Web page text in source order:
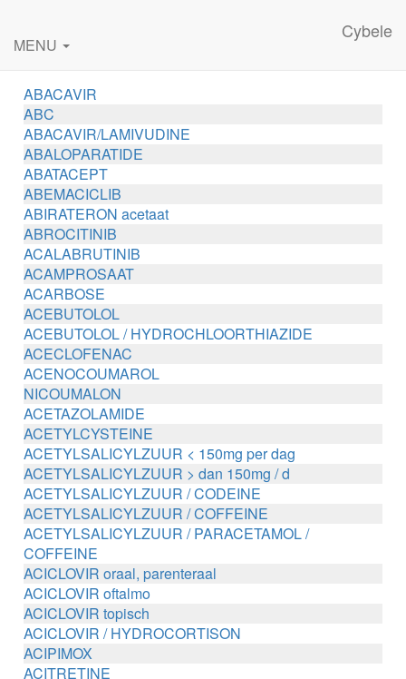
Cybele
MENU
ABACAVIR
ABC
ABACAVIR/LAMIVUDINE
ABALOPARATIDE
ABATACEPT
ABEMACICLIB
ABIRATERON acetaat
ABROCITINIB
ACALABRUTINIB
ACAMPROSAAT
ACARBOSE
ACEBUTOLOL
ACEBUTOLOL / HYDROCHLOORTHIAZIDE
ACECLOFENAC
ACENOCOUMAROL
NICOUMALON
ACETAZOLAMIDE
ACETYLCYSTEINE
ACETYLSALICYLZUUR < 150mg per dag
ACETYLSALICYLZUUR > dan 150mg / d
ACETYLSALICYLZUUR / CODEINE
ACETYLSALICYLZUUR / COFFEINE
ACETYLSALICYLZUUR / PARACETAMOL /
COFFEINE
ACICLOVIR oraal, parenteraal
ACICLOVIR oftalmo
ACICLOVIR topisch
ACICLOVIR / HYDROCORTISON
ACIPIMOX
ACITRETINE